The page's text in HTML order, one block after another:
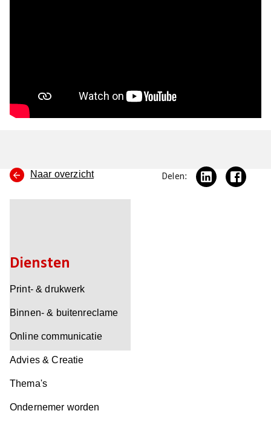
Naar overzicht Delen:
Diensten
Print- & drukwerk
Binnen- & buitenreclame
Online communicatie
Advies & Creatie
Thema's
Ondernemer worden